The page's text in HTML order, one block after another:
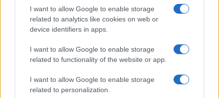
I want to allow Google to enable storage
related to analytics like cookies on web or
device identifiers in apps.
I want to allow Google to enable storage
related to functionality of the website or app.
I want to allow Google to enable storage
related to personalization.
El verde interminable de la campiña se ve
interrumpido por loslagos de color azul
brillante que salpican la zona y por los
imponentes picos de las montañas, que
alcanzan más de 2.000 metros de altura
más de 2000 tipos de especies vegetales, los
amantes de la naturaleza encontrarán consuelo